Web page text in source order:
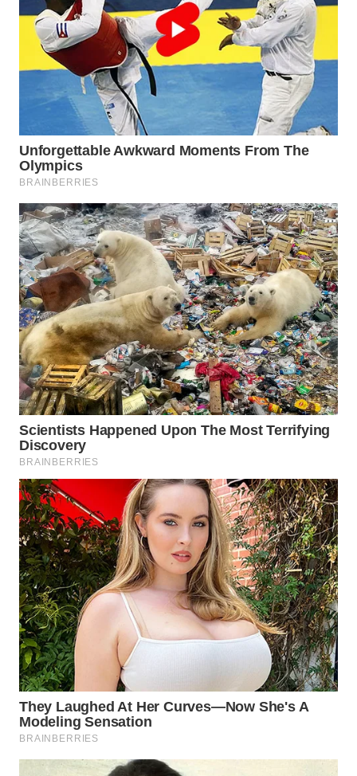
PADANG
LAWAS
WN
SUMEDANG
CIANJUR
WN
KEPULAUAN
SERIBU
WN
TANGERANG
WN
BINJAI
WN
CIREBON
WN
INDRAMAYU
WN
KUNINGAN
WN
MAJALENGKA
WN
SUBANG
WN
SUKABUMI
WN